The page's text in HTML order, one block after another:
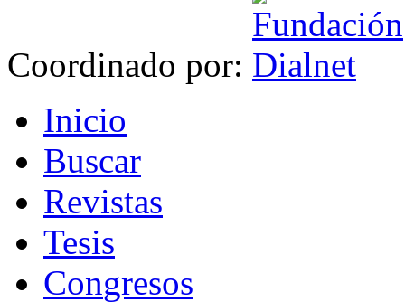
Coordinado por:
Inicio
Buscar
Revistas
Tesis
Congresos